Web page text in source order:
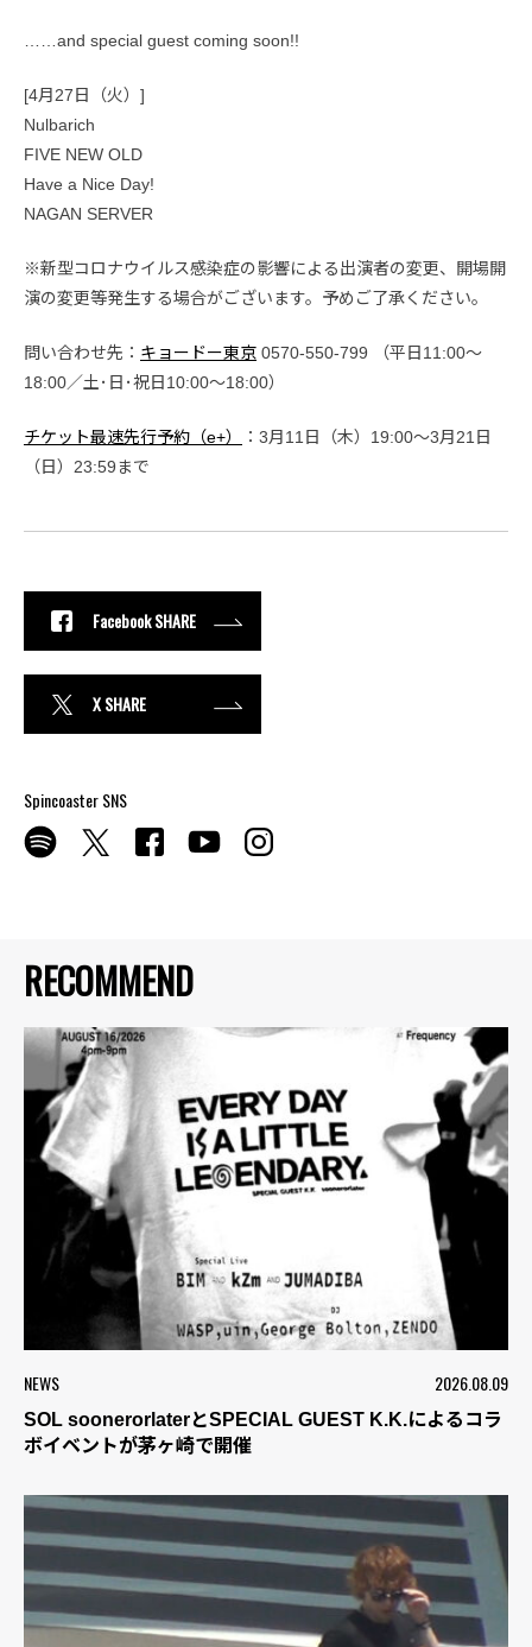
RECOMMEND
NEWS 2026.08.09
SOL soonerorlaterとSPECIAL GUEST K.K.によるコラ
ボイベントが茅ヶ崎で開催
……and special guest coming soon!!
[4月27日（火）]
Nulbarich
FIVE NEW OLD
Have a Nice Day!
NAGAN SERVER
※新型コロナウイルス感染症の影響による出演者の変更、開場開
演の変更等発生する場合がございます。予めご了承ください。
問い合わせ先： キョードー東京 0570-550-799 （平日11:00～
18:00／土･日･祝日10:00～18:00）
チケット最速先行予約（e+）
：3月11日（木）19:00～3月21日
（日）23:59まで
Facebook SHARE
X SHARE
Spincoaster SNS